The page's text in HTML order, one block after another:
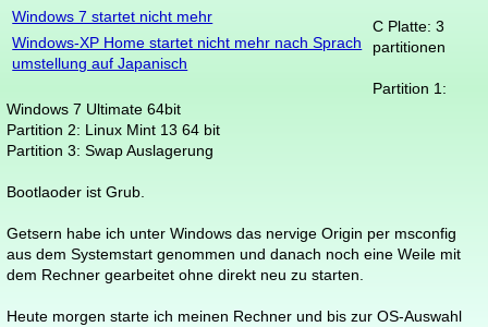
Windows 7 startet nicht mehr
Windows-XP Home startet nicht mehr nach Sprach
umstellung auf Japanisch
C Platte: 3
partitionen
Partition 1:
Windows 7 Ultimate 64bit
Partition 2: Linux Mint 13 64 bit
Partition 3: Swap Auslagerung
Bootlaoder ist Grub.
Getsern habe ich unter Windows das nervige Origin per msconfig
aus dem Systemstart genommen und danach noch eine Weile mit
dem Rechner gearbeitet ohne direkt neu zu starten.
Heute morgen starte ich meinen Rechner und bis zur OS-Auswahl